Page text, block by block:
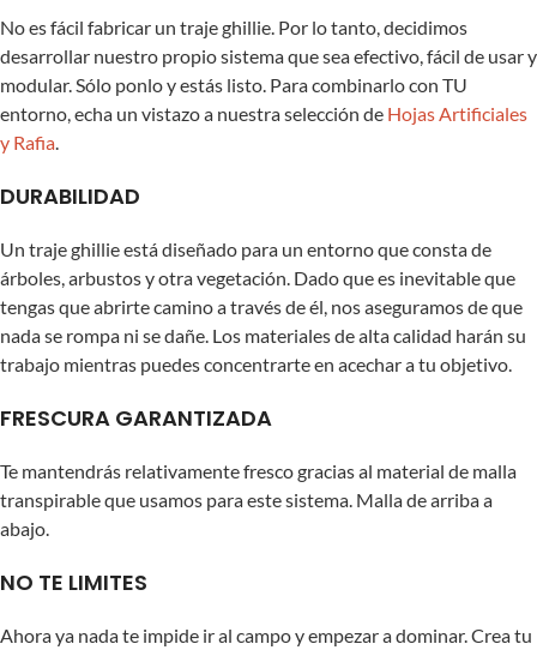
No es fácil fabricar un traje ghillie. Por lo tanto, decidimos
desarrollar nuestro propio sistema que sea efectivo, fácil de usar y
modular. Sólo ponlo y estás listo. Para combinarlo con TU
entorno, echa un vistazo a nuestra selección de Hojas Artificiales
y Rafia.
DURABILIDAD
Un traje ghillie está diseñado para un entorno que consta de
árboles, arbustos y otra vegetación. Dado que es inevitable que
tengas que abrirte camino a través de él, nos aseguramos de que
nada se rompa ni se dañe. Los materiales de alta calidad harán su
trabajo mientras puedes concentrarte en acechar a tu objetivo.
FRESCURA GARANTIZADA
Te mantendrás relativamente fresco gracias al material de malla
transpirable que usamos para este sistema. Malla de arriba a
abajo.
NO TE LIMITES
Ahora ya nada te impide ir al campo y empezar a dominar. Crea tu